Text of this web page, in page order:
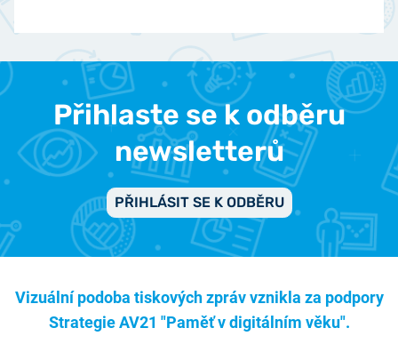
Přihlaste se k odběru
newsletterů
PŘIHLÁSIT SE K ODBĚRU
Vizuální podoba tiskových zpráv vznikla za podpory
Strategie AV21 "Paměť v digitálním věku".